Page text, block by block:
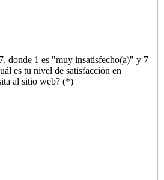
donde 1 es "muy insatisfecho(a)" y 7
es tu nivel de satisfacción en
al sitio web? (*)